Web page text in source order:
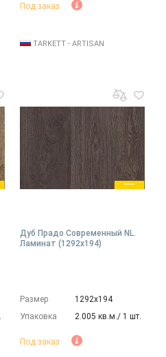
Под заказ
TARKETT - ARTISAN
Дуб Прадо Современный NL.
Ламинат (1292х194)
Размер
1292х194
Упаковка
2.005 кв.м./ 1 шт.
Под заказ